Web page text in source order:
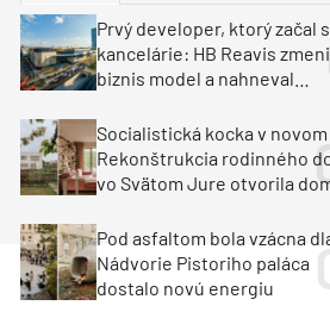
Klimatizácia a vetranie
Milan Murcka
Prvý developer, ktorý začal
kancelárie: HB Reavis
biznis model a nahneval
Socialistická kocka v novom
Rekonštrukcia rodinného
vo Svätom Jure otvorila
Pod asfaltom bola vzácna
Nádvorie Pistoriho paláca
dostalo novú energiu